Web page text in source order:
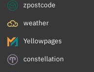
zpostcode
weather
Yellowpages
constellation